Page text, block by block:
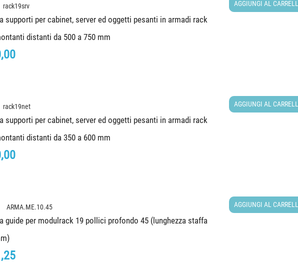
supporti per cabinet, server ed oggetti pesanti in armadi rack
distanti da 500 a 750 mm
AGGIUNGI AL
supporti per cabinet, server ed oggetti pesanti in armadi rack
distanti da 350 a 600 mm
AGGIUNGI AL
guide per modulrack 19 pollici profondo 45 (lunghezza staffa
AGGIUNGI AL